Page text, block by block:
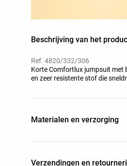
Beschrijving van het
Ref. 4820/332/306
Korte Comfortlux jumpsuit met
en zeer resistente stof die
Materialen en verzorging
Verzendingen en